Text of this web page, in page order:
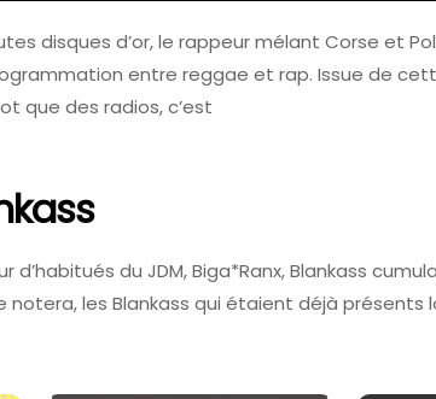
disques d’or, le rappeur mélant Corse et
entre reggae et rap. Issue de
que des radios, c’est
du JDM, Biga*Ranx, Blankass
notera, les Blankass qui étaient déjà présents